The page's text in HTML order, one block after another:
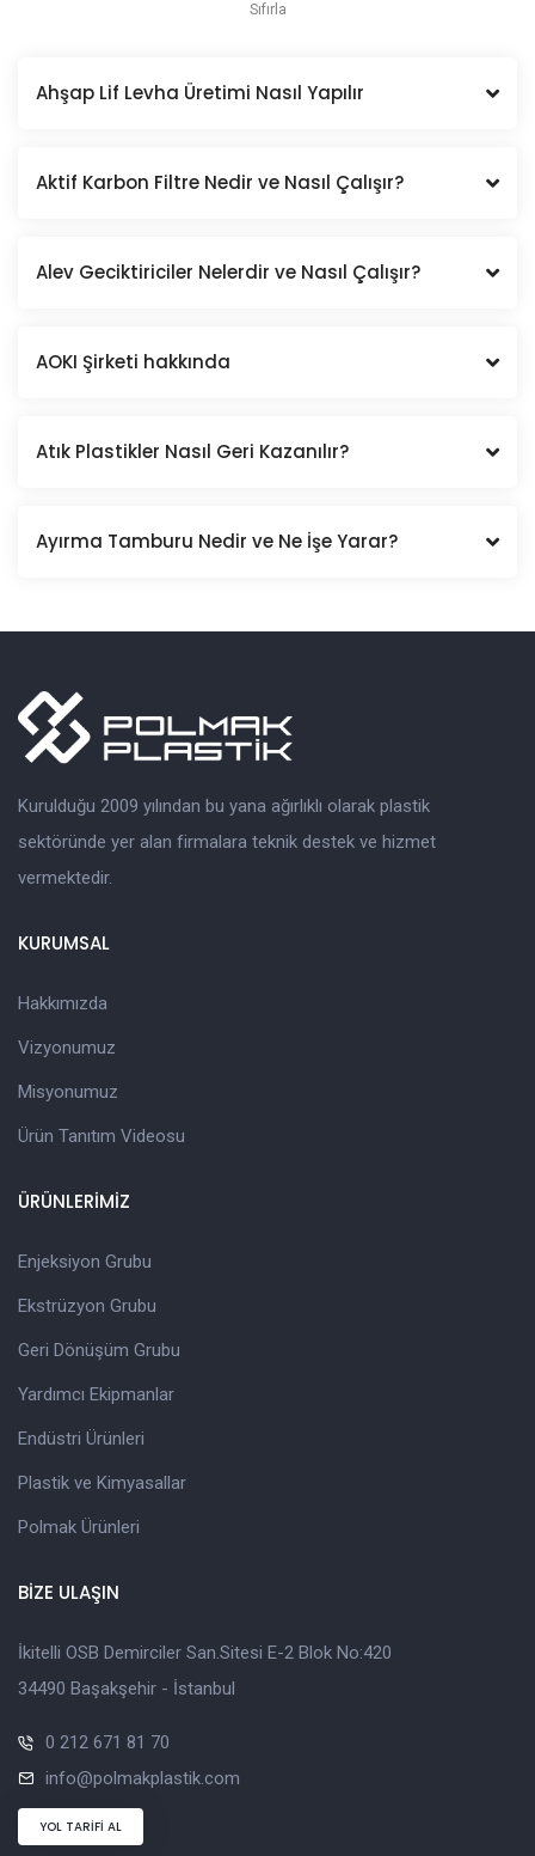
Sıfırla
Ahşap Lif Levha Üretimi Nasıl Yapılır
Aktif Karbon Filtre Nedir ve Nasıl Çalışır?
Alev Geciktiriciler Nelerdir ve Nasıl Çalışır?
AOKI Şirketi hakkında
Atık Plastikler Nasıl Geri Kazanılır?
Ayırma Tamburu Nedir ve Ne İşe Yarar?
Kurulduğu 2009 yılından bu yana ağırlıklı olarak plastik
sektöründe yer alan firmalara teknik destek ve hizmet
vermektedir.
KURUMSAL
Hakkımızda
Vizyonumuz
Misyonumuz
Ürün Tanıtım Videosu
ÜRÜNLERİMİZ
Enjeksiyon Grubu
Ekstrüzyon Grubu
Geri Dönüşüm Grubu
Yardımcı Ekipmanlar
Endüstri Ürünleri
Plastik ve Kimyasallar
Polmak Ürünleri
BİZE ULAŞIN
İkitelli OSB Demirciler San.Sitesi E-2 Blok No:420
34490 Başakşehir - İstanbul
0 212 671 81 70
info@polmakplastik.com
YOL TARİFİ AL